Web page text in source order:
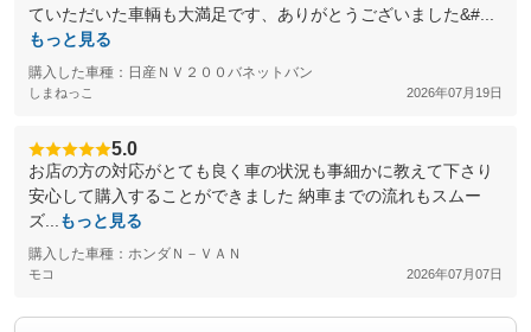
ていただいた車輌も大満足です、ありがとうございました&#...
もっと見る
購入した車種：日産ＮＶ２００バネットバン
しまねっこ 2026年07月19日
5.0
お店の方の対応がとても良く車の状況も事細かに教えて下さり
安心して購入することができました 納車までの流れもスムー
ズ...
もっと見る
購入した車種：ホンダＮ－ＶＡＮ
モコ 2026年07月07日